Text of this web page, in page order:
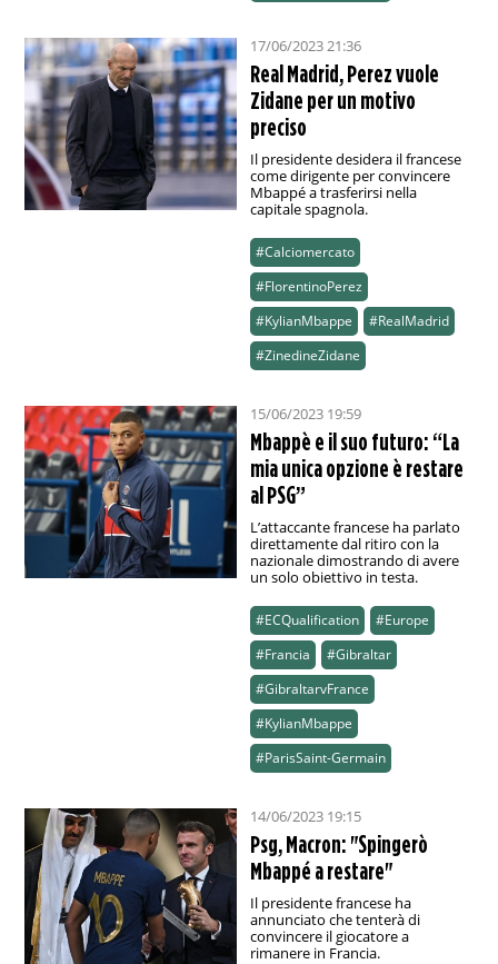
17/06/2023 21:36
Real Madrid, Perez vuole
Zidane per un motivo
preciso
Il presidente desidera il francese
come dirigente per convincere
Mbappé a trasferirsi nella
capitale spagnola.
#Calciomercato
#FlorentinoPerez
#KylianMbappe
#RealMadrid
#ZinedineZidane
15/06/2023 19:59
Mbappè e il suo futuro: “La
mia unica opzione è restare
al PSG”
L’attaccante francese ha parlato
direttamente dal ritiro con la
nazionale dimostrando di avere
un solo obiettivo in testa.
#ECQualification
#Europe
#Francia
#Gibraltar
#GibraltarvFrance
#KylianMbappe
#ParisSaint-Germain
14/06/2023 19:15
Psg, Macron: "Spingerò
Mbappé a restare"
Il presidente francese ha
annunciato che tenterà di
convincere il giocatore a
rimanere in Francia.